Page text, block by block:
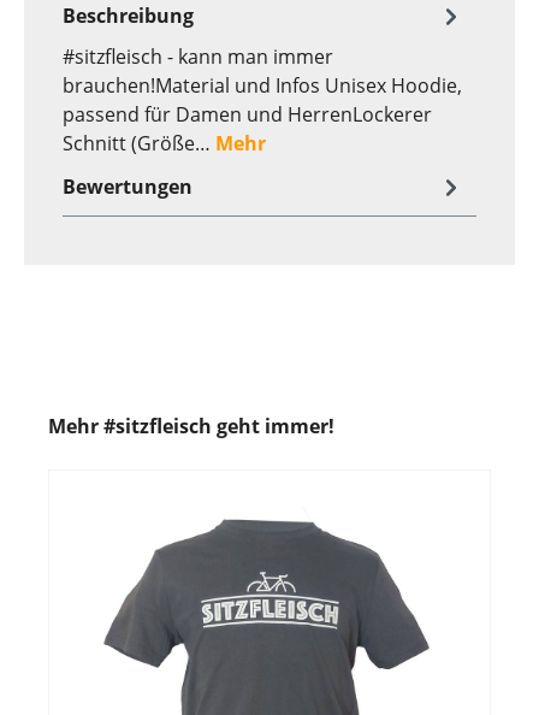
Beschreibung
#sitzfleisch - kann man immer
brauchen!Material und Infos Unisex Hoodie,
passend für Damen und HerrenLockerer
Schnitt (Größe… Mehr
Bewertungen
Mehr #sitzfleisch geht immer!